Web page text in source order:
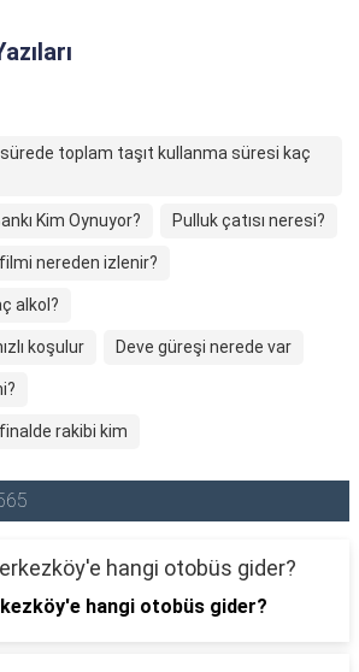
toplam taşıt kullanma süresi kaç
Kim Oynuyor? Pulluk çatısı neresi?
nereden izlenir?
alkol?
koşulur Deve güreşi nerede var
rakibi kim
hangi otobüs gider?